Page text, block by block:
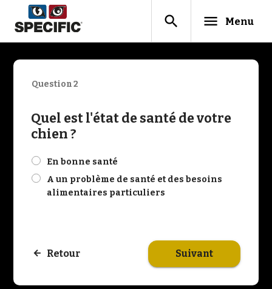
search menu Menu
Question 2
Quel est l'état de santé de votre
chien ?
check En bonne santé
check
A un problème de santé et des besoins
alimentaires particuliers
Retour Suivant